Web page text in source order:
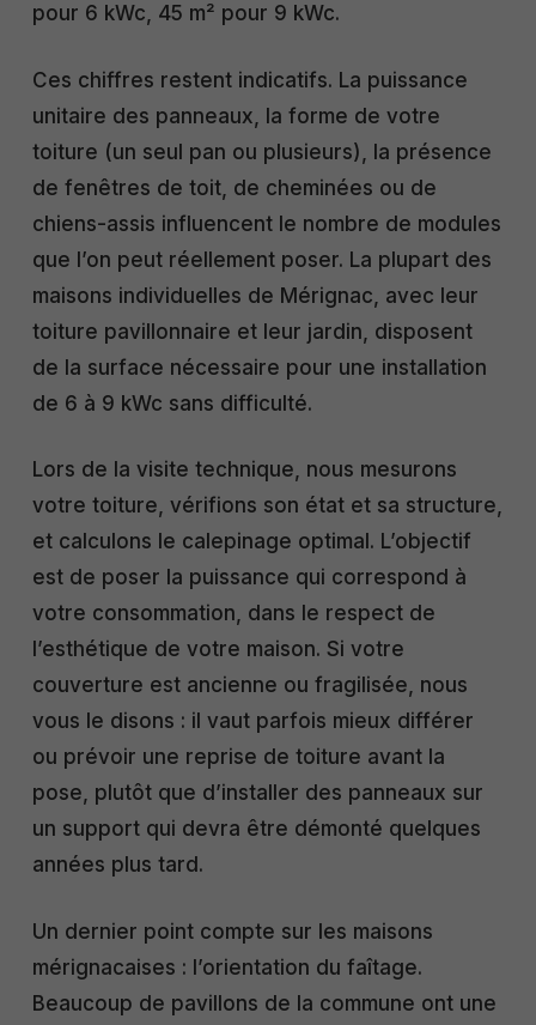
pour 6 kWc, 45 m² pour 9 kWc.
Ces chiffres restent indicatifs. La puissance
unitaire des panneaux, la forme de votre
toiture (un seul pan ou plusieurs), la présence
de fenêtres de toit, de cheminées ou de
chiens-assis influencent le nombre de modules
que l’on peut réellement poser. La plupart des
maisons individuelles de Mérignac, avec leur
toiture pavillonnaire et leur jardin, disposent
de la surface nécessaire pour une installation
de 6 à 9 kWc sans difficulté.
Lors de la visite technique, nous mesurons
votre toiture, vérifions son état et sa structure,
et calculons le calepinage optimal. L’objectif
est de poser la puissance qui correspond à
votre consommation, dans le respect de
l’esthétique de votre maison. Si votre
couverture est ancienne ou fragilisée, nous
vous le disons : il vaut parfois mieux différer
ou prévoir une reprise de toiture avant la
pose, plutôt que d’installer des panneaux sur
un support qui devra être démonté quelques
années plus tard.
Un dernier point compte sur les maisons
mérignacaises : l’orientation du faîtage.
Beaucoup de pavillons de la commune ont une